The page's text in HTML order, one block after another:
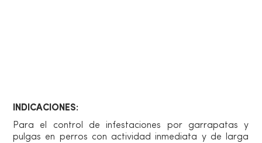
INDICACIONES:
Para el control de infestaciones por garrapatas y
pulgas en perros con actividad inmediata y de larga